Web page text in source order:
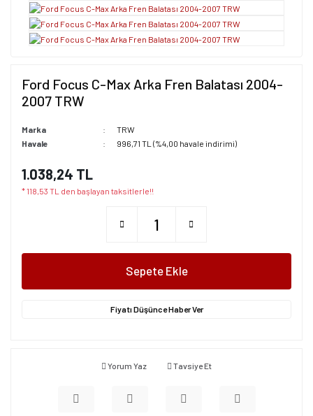
Ford Focus C-Max Arka Fren Balatası 2004-
2007 TRW
Marka
TRW
Havale
996,71 TL (%4,00 havale indirimi)
1.038,24 TL
* 118,53 TL den başlayan taksitlerle!!
Sepete Ekle
Fiyatı Düşünce Haber Ver
Yorum Yaz Tavsiye Et